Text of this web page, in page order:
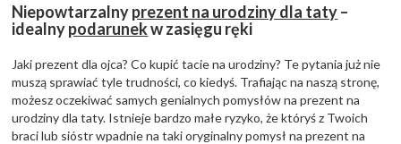
Niepowtarzalnyprezent na urodziny dla taty–
idealnypodarunekw zasięgu ręki
Jaki prezent dla ojca? Co kupić tacie na urodziny? Te pytania już nie
muszą sprawiać tyle trudności, co kiedyś. Trafiając na naszą stronę,
możesz oczekiwać samych genialnych pomysłów na prezent na
urodziny dla taty. Istnieje bardzo małe ryzyko, że któryś z Twoich
braci lub sióstr wpadnie na taki oryginalny pomysł na prezent na